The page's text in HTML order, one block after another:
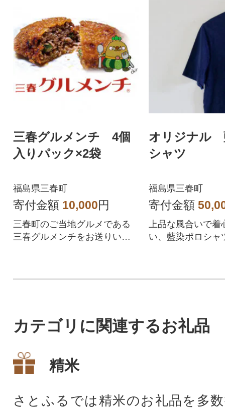
三春グルメンチ 4個
入りパック×2袋
福島県三春町
寄付金額 10,000円
三春町のご当地グルメである
三春グルメンチをお送りいた
オリジナル
シャツ
福島県三春町
寄付金額
上品な風合いで着
い、藍染ポロシャ
カテゴリに関連するお礼品
精米
さとふるでは精米のお礼品を多